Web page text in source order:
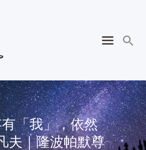
「我」，依然
夫｜隆波帕默尊